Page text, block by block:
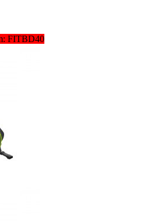
FITBD40